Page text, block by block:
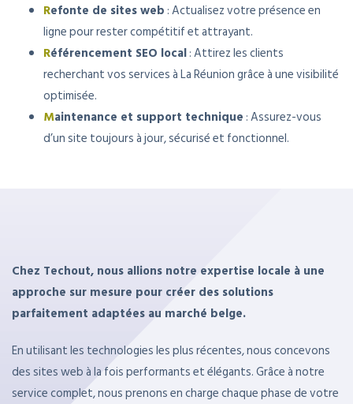
Refonte de sites web : Actualisez votre présence en
ligne pour rester compétitif et attrayant.
Référencement SEO local: Attirez les clients
recherchant vos services à La Réunion grâce à une visibilité
optimisée.
Maintenance et support technique : Assurez-vous
d’un site toujours à jour, sécurisé et fonctionnel.
Chez Techout, nous allions notre expertise locale à une
approche sur mesure pour créer des solutions
parfaitement adaptées au marché belge.
En utilisant les technologies les plus récentes, nous concevons
des sites web à la fois performants et élégants. Grâce à notre
service complet, nous prenons en charge chaque phase de votre